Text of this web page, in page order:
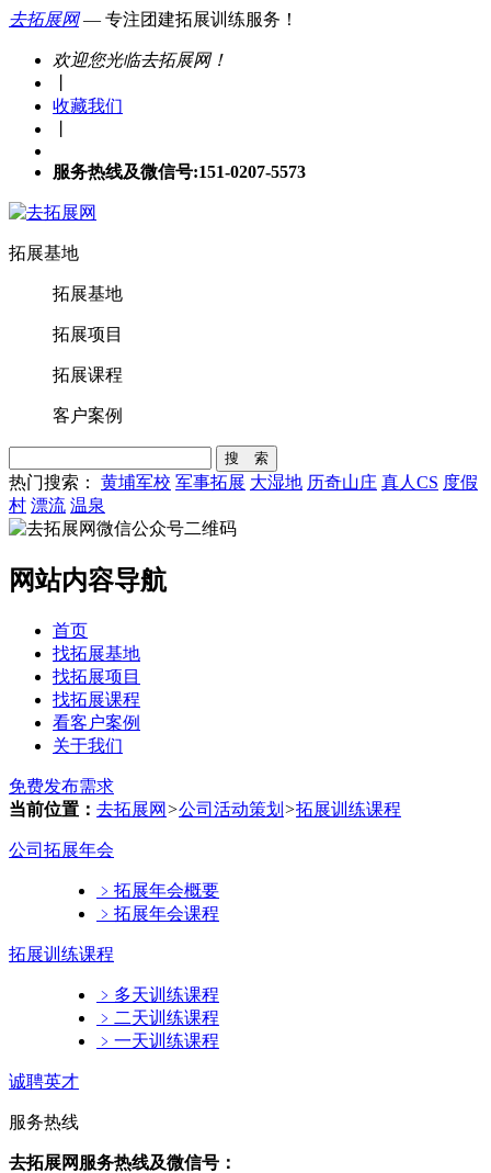
去拓展网— 专注团建拓展训练服务！
欢迎您光临去拓展网！
收藏我们
服务热线及微信号:151-0207-5573
拓展基地
拓展基地
拓展项目
拓展课程
客户案例
搜 索
热门搜索： 黄埔军校 军事拓展 大湿地 历奇山庄 真人CS 度假
村 漂流 温泉
网站内容导航
首页
找拓展基地
找拓展项目
找拓展课程
看客户案例
关于我们
免费发布需求
当前位置： 去拓展网 >公司活动策划 >拓展训练课程
公司拓展年会
﹥ 拓展年会概要
﹥ 拓展年会课程
拓展训练课程
﹥ 多天训练课程
﹥ 二天训练课程
﹥ 一天训练课程
诚聘英才
服务热线
去拓展网服务热线及微信号：